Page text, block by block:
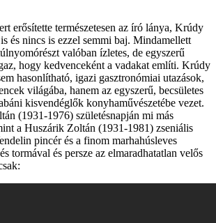
erősítette természetesen az író lánya, Krúdy
és nincs is ezzel semmi baj. Mindamellett
valóban ízletes, de egyszerű
hogy kedvenceként a vadakat említi. Krúdy
hasonlítható, igazi gasztronómiai utazások,
világába, hanem az egyszerű, becsületes
kisvendéglők konyhaművészetébe vezet.
(1931-1976) születésnapján mi más
a Huszárik Zoltán (1931-1981) zseniális
pincér és a finom marhahúsleves
tormával és persze az elmaradhatatlan velős